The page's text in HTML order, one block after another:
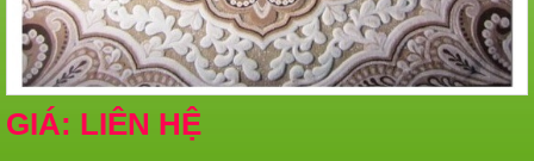
GIÁ: LIÊN HỆ